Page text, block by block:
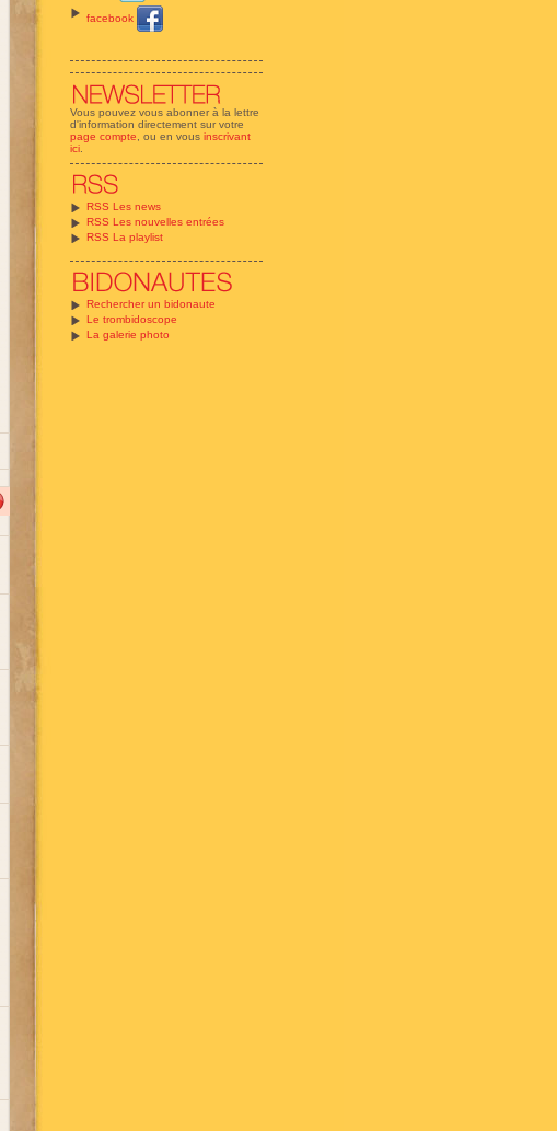
facebook
Vous pouvez vous abonner à la lettre
d'information directement sur votre
page compte , ou en vous inscrivant
ici
RSS Les news
RSS Les nouvelles entrées
RSS La playlist
Rechercher un bidonaute
Le trombidoscope
La galerie photo